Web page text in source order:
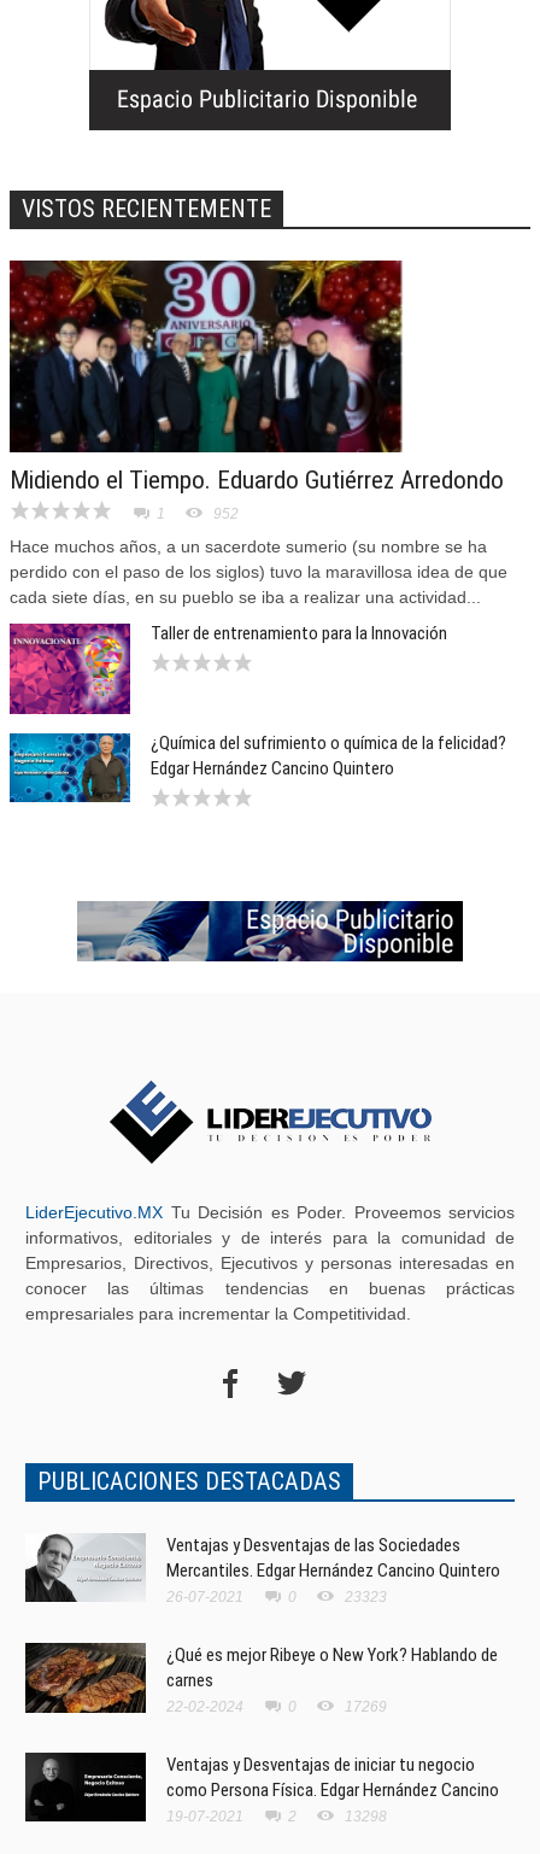
VISTOS RECIENTEMENTE
Midiendo el Tiempo. Eduardo Gutiérrez Arredondo
1 952
Hace muchos años, a un sacerdote sumerio (su nombre se ha
perdido con el paso de los siglos) tuvo la maravillosa idea de que
cada siete días, en su pueblo se iba a realizar una actividad...
Taller de entrenamiento para la Innovación
¿Química del sufrimiento o química de la felicidad?
Edgar Hernández Cancino Quintero
LiderEjecutivo.MX Tu Decisión es Poder. Proveemos servicios
informativos, editoriales y de interés para la comunidad de
Empresarios, Directivos, Ejecutivos y personas interesadas en
conocer las últimas tendencias en buenas prácticas
empresariales para incrementar la Competitividad.
PUBLICACIONES DESTACADAS
Ventajas y Desventajas de las Sociedades
Mercantiles. Edgar Hernández Cancino Quintero
26-07-2021 0 23323
¿Qué es mejor Ribeye o New York? Hablando de
carnes
22-02-2024 0 17269
Ventajas y Desventajas de iniciar tu negocio
como Persona Física. Edgar Hernández Cancino
19-07-2021 2 13298